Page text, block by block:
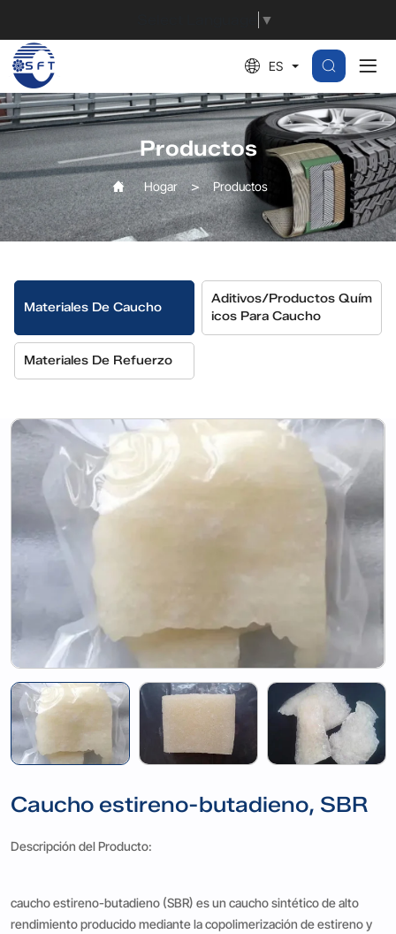
▼
ES
estireno-
butadieno,
SBR
Productos
Hogar Productos
Materiales De Caucho
Aditivos/productos Quím
Icos Para Caucho
Materiales De Refuerzo
Caucho estireno-butadieno, SBR
Descripción del Producto:
caucho estireno-butadieno (SBR) es un caucho sintético de alto
rendimiento producido mediante la copolimerización de estireno y